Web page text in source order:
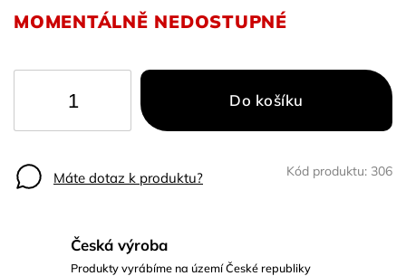
MOMENTÁLNĚ NEDOSTUPNÉ
Do košíku
Máte dotaz k produktu? Kód produktu: 306
Česká výroba
Produkty vyrábíme na území České republiky